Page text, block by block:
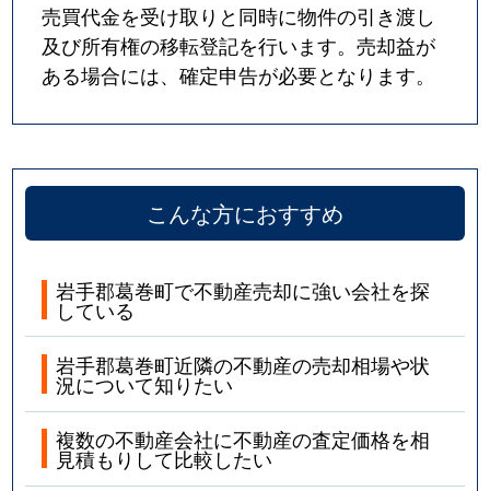
売買代金を受け取りと同時に物件の引き渡し
及び所有権の移転登記を行います。売却益が
ある場合には、確定申告が必要となります。
こんな方におすすめ
岩手郡葛巻町で不動産売却に強い会社を探
している
岩手郡葛巻町近隣の不動産の売却相場や状
況について知りたい
複数の不動産会社に不動産の査定価格を相
見積もりして比較したい